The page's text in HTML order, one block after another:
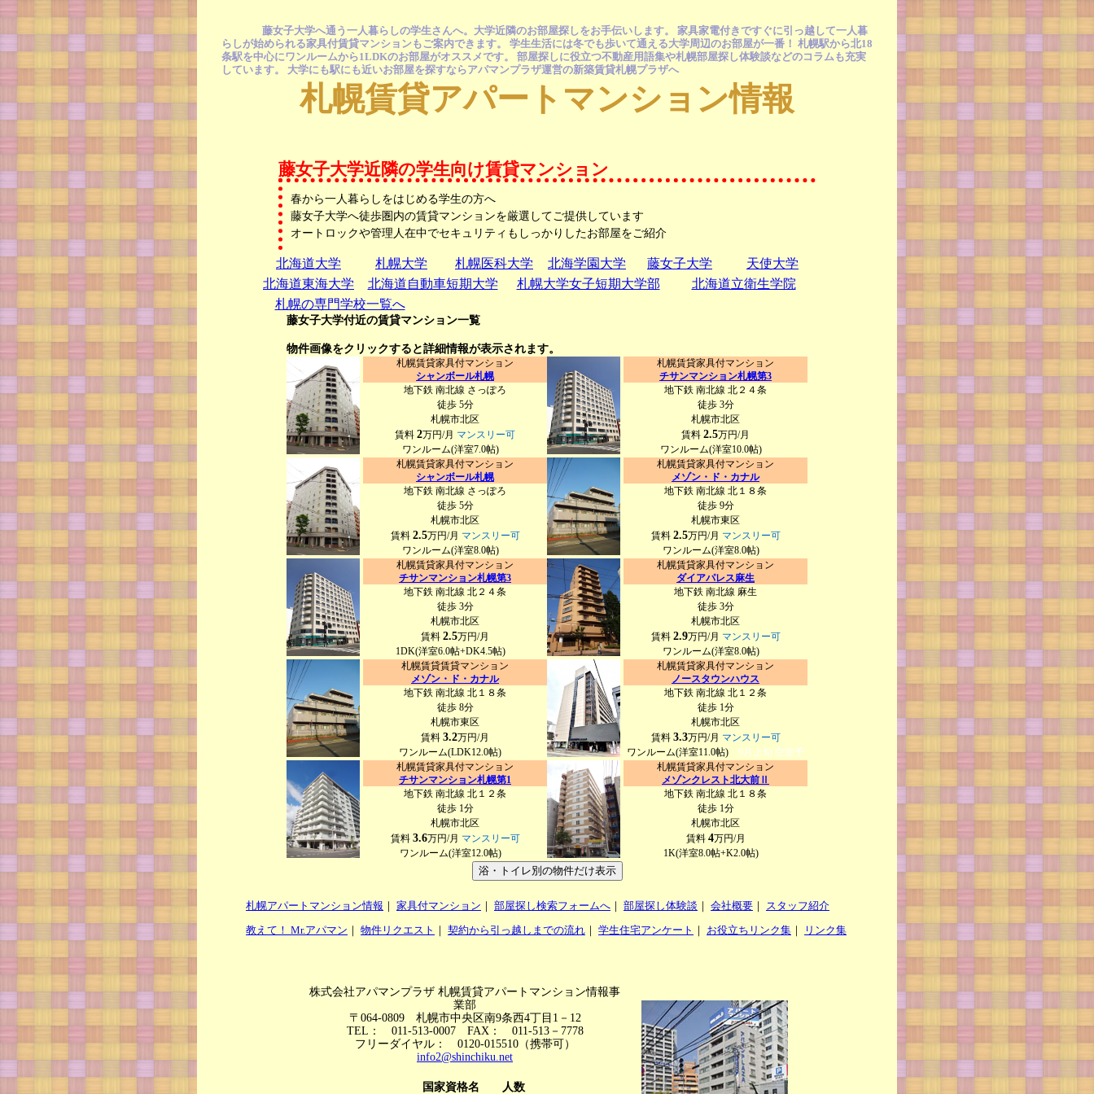
藤女子大学へ通う一人暮らしの学生さんへ。大学近隣のお部屋探しをお手伝いします。 家具家電付きですぐに引っ越して一人暮
らしが始められる家具付賃貸マンションもご案内できます。 学生生活には冬でも歩いて通える大学周辺のお部屋が一番！ 札幌駅から北18
条駅を中心にワンルームから1LDKのお部屋がオススメです。 部屋探しに役立つ不動産用語集や札幌部屋探し体験談などのコラムも充実
しています。 大学にも駅にも近いお部屋を探すならアパマンプラザ運営の新築賃貸札幌プラザへ
札幌賃貸アパートマンション情報
藤女子大学近隣の学生向け賃貸マンション
春から一人暮らしをはじめる学生の方へ
藤女子大学へ徒歩圏内の賃貸マンションを厳選してご提供しています
オートロックや管理人在中でセキュリティもしっかりしたお部屋をご紹介
北海道大学 札幌大学 札幌医科大学 北海学園大学 藤女子大学
天使大学
北海道東海大学
北海道自動車短期大学 札幌大学女子短期大学部
北海道立衛生学院
札幌の専門学校一覧へ
藤女子大学付近の賃貸マンション一覧
物件画像をクリックすると詳細情報が表示されます。
札幌賃貸家具付マンション
シャンボール札幌
地下鉄 南北線 さっぽろ
徒歩 5分
札幌市北区
賃料 2万円/月 マンスリー可
ワンルーム(洋室7.0帖)
札幌賃貸家具付マンション
チサンマンション札幌第3
地下鉄 南北線 北２４条
徒歩 3分
札幌市北区
賃料 2.5万円/月
ワンルーム(洋室10.0帖)
札幌賃貸家具付マンション
シャンボール札幌
地下鉄 南北線 さっぽろ
徒歩 5分
札幌市北区
賃料 2.5万円/月 マンスリー可
ワンルーム(洋室8.0帖)
札幌賃貸家具付マンション
メゾン・ド・カナル
地下鉄 南北線 北１８条
徒歩 9分
札幌市東区
賃料 2.5万円/月 マンスリー可
ワンルーム(洋室8.0帖)
札幌賃貸家具付マンション
チサンマンション札幌第3
地下鉄 南北線 北２４条
徒歩 3分
札幌市北区
賃料 2.5万円/月
1DK(洋室6.0帖+DK4.5帖)
札幌賃貸家具付マンション
ダイアパレス麻生
地下鉄 南北線 麻生
徒歩 3分
札幌市北区
賃料 2.9万円/月 マンスリー可
ワンルーム(洋室8.0帖)
札幌賃貸賃貸マンション
メゾン・ド・カナル
地下鉄 南北線 北１８条
徒歩 8分
札幌市東区
賃料 3.2万円/月
ワンルーム(LDK12.0帖)
札幌賃貸家具付マンション
ノースタウンハウス
地下鉄 南北線 北１２条
徒歩 1分
札幌市北区
賃料 3.3万円/月 マンスリー可
ワンルーム(洋室11.0帖) 9月上旬 空室予
定
札幌賃貸家具付マンション
チサンマンション札幌第1
地下鉄 南北線 北１２条
徒歩 1分
札幌市北区
賃料 3.6万円/月 マンスリー可
ワンルーム(洋室12.0帖)
札幌賃貸家具付マンション
メゾンクレスト北大前Ⅱ
地下鉄 南北線 北１８条
徒歩 1分
札幌市北区
賃料 4万円/月
1K(洋室8.0帖+K2.0帖)
浴・トイレ別の物件だけ表示
札幌アパートマンション情報 ｜ 家具付マンション ｜ 部屋探し検索フォームへ ｜ 部屋探し体験談 ｜ 会社概要 ｜ スタッフ紹介
教えて！ Mr.アパマン ｜ 物件リクエスト ｜ 契約から引っ越しまでの流れ ｜ 学生住宅アンケート ｜ お役立ちリンク集 ｜ リンク集
株式会社アパマンプラザ 札幌賃貸アパートマンション情報事
業部
〒064-0809 札幌市中央区南9条西4丁目1－12
TEL： 011-513-0007 FAX： 011-513－7778
フリーダイヤル： 0120-015510（携帯可）
info2@shinchiku.net
国家資格名 人数